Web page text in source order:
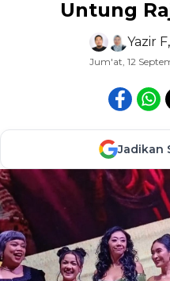
Untung
Yazir F,
Jum'at, 12
Jadikan